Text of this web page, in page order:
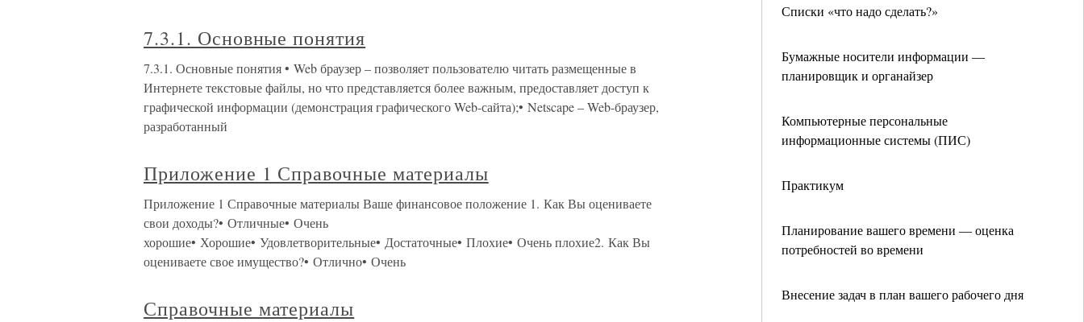
Списки «что надо сделать?»
Бумажные носители информации —
планировщик и органайзер
Компьютерные персональные
информационные системы (ПИС)
Практикум
Планирование вашего времени — оценка
потребностей во времени
Внесение задач в план вашего рабочего дня
7.3.1. Основные понятия
7.3.1. Основные понятия • Web браузер – позволяет пользователю читать размещенные в
Интернете текстовые файлы, но что представляется более важным, предоставляет доступ к
графической информации (демонстрация графического Web-сайта);• Netscape – Web-браузер,
разработанный
Приложение 1 Справочные материалы
Приложение 1 Справочные материалы Ваше финансовое положение 1. Как Вы оцениваете
свои доходы?• Отличные• Очень
хорошие• Хорошие• Удовлетворительные• Достаточные• Плохие• Очень плохие2. Как Вы
оцениваете свое имущество?• Отлично• Очень
Справочные материалы